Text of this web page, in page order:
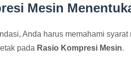
Mesin
Anda harus memahami
pada Rasio Kompresi Mesin.